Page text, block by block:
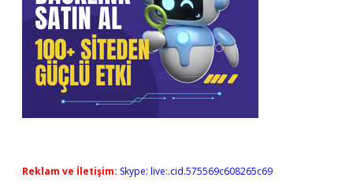
Reklam ve İletişim: Skype: live:.cid.575569c608265c69